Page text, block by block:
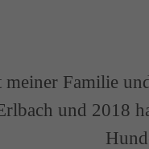
meiner Familie
und 2018